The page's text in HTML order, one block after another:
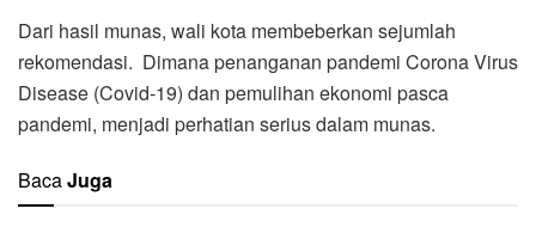
Dari hasil munas, wali kota membeberkan sejumlah
rekomendasi. Dimana penanganan pandemi Corona Virus
Disease (Covid-19) dan pemulihan ekonomi pasca
pandemi, menjadi perhatian serius dalam munas.
BacaJuga